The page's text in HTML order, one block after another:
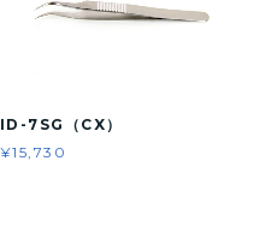
ID-7SG（CX）
¥15,730